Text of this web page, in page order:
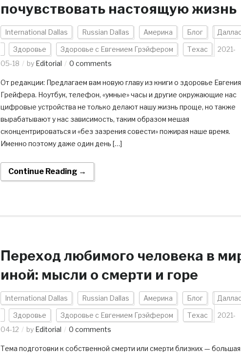
почувствовать настоящую жизнь
International Dallas Russian Dallas Америка Блог
Здоровье Здоровье с Евгением Грэйфером Техас
2021-
05-18
by Editorial 0 comments
От редакции: Предлагаем вам новую главу из книги о здоровье Евгения
Грейфера. Ноутбук, телефон, «умные» часы и другие окружающие нас
цифровые устройства не только делают нашу жизнь проще, но также
вырабатывают у нас зависимость, таким образом мешая
сконцентрироваться и «без зазрения совести» пожирая наше время.
Именно поэтому даже один день […]
Continue Reading →
Переход любимого человека в
иной: мысли о смерти и горе
International Dallas Russian Dallas Америка Блог
Здоровье Здоровье с Евгением Грэйфером Техас
2021-
04-12
by Editorial 0 comments
Тема подготовки к собственной смерти или смерти близких —